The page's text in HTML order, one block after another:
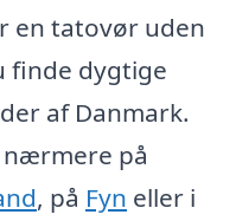
en tatovør uden
finde dygtige
af Danmark.
nærmere på
, på Fyn eller i